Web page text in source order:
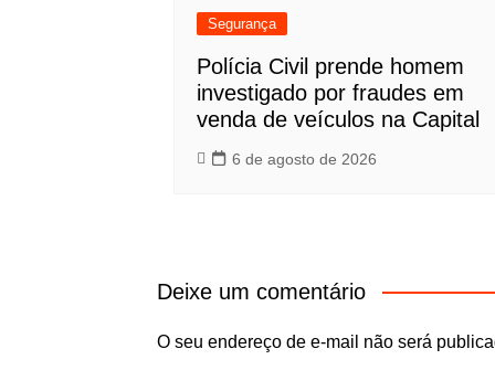
Segurança
Polícia Civil prende homem
investigado por fraudes em
venda de veículos na Capital
6 de agosto de 2026
Deixe um comentário
O seu endereço de e-mail não será